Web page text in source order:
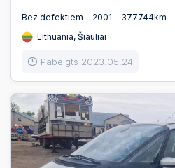
Bez defektiem 2001 377744km
Lithuania, Šiauliai
Pabeigts 2023.05.24